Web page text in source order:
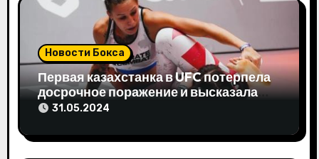
а
и
Новости Бокса
Первая казахстанка в UFC потерпела
досрочное поражение и высказала
свое мнение
31.05.2024